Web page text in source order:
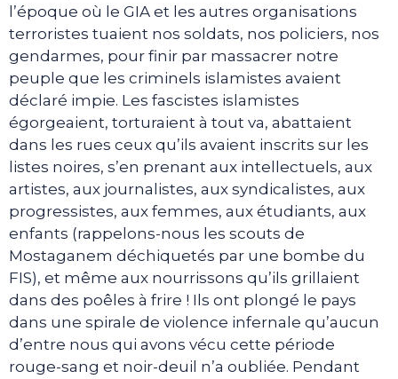
l’époque où le GIA et les autres organisations
terroristes tuaient nos soldats, nos policiers, nos
gendarmes, pour finir par massacrer notre
peuple que les criminels islamistes avaient
déclaré impie. Les fascistes islamistes
égorgeaient, torturaient à tout va, abattaient
dans les rues ceux qu’ils avaient inscrits sur les
listes noires, s’en prenant aux intellectuels, aux
artistes, aux journalistes, aux syndicalistes, aux
progressistes, aux femmes, aux étudiants, aux
enfants (rappelons-nous les scouts de
Mostaganem déchiquetés par une bombe du
FIS), et même aux nourrissons qu’ils grillaient
dans des poêles à frire ! Ils ont plongé le pays
dans une spirale de violence infernale qu’aucun
d’entre nous qui avons vécu cette période
rouge-sang et noir-deuil n’a oubliée. Pendant